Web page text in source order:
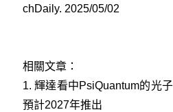
chDaily. 2025/05/02
相關文章：
1.輝達看中PsiQuantum的光
預計2027年推出